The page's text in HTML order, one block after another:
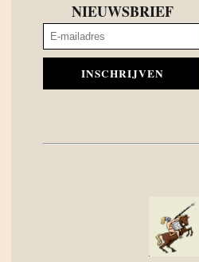
NIEUWSBRIEF
INSCHRIJVEN